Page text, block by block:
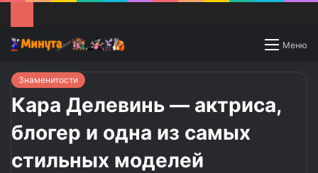
Меню
Switch
Знаменитости
Кара Делевинь — актриса,
блогер и одна из самых
стильных моделей